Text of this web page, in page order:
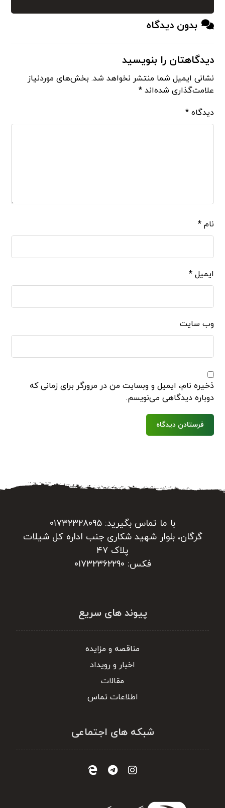
بدون دیدگاه
دیدگاهتان را بنویسید
نشانی ایمیل شما منتشر نخواهد شد. بخش‌های موردنیاز
علامت‌گذاری شده‌اند*
دیدگاه*
نام*
ایمیل*
وب‌ سایت
ذخیره نام، ایمیل و وبسایت من در مرورگر برای زمانی که
دوباره دیدگاهی می‌نویسم.
فرستادن دیدگاه
با ما تماس بگیرید: ۰۱۷۳۲۳۲۸۰۹۵
گرگان، بلوار شهید شکاری جنب اداره کل شیلات
پلاک ۴۷
فکس: ۰۱۷۳۲۳۶۲۲۹۰
پیوند های سریع
مناقصه و مزایده
اخبار و رویداد
مقالات
اطلاعات تماس
شبکه های اجتماعی